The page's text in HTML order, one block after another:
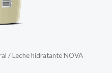
/ Leche hidratante NOVA